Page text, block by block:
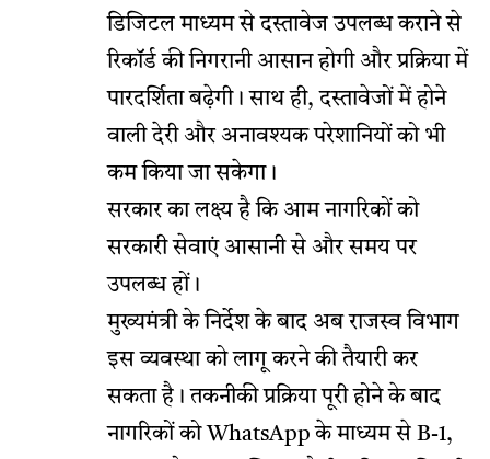
डिजिटल माध्यम से दस्तावेज उपलब्ध कराने से
रिकॉर्ड की निगरानी आसान होगी और प्रक्रिया में
पारदर्शिता बढ़ेगी। साथ ही, दस्तावेजों में होने
वाली देरी और अनावश्यक परेशानियों को भी
कम किया जा सकेगा।
सरकार का लक्ष्य है कि आम नागरिकों को
सरकारी सेवाएं आसानी से और समय पर
उपलब्ध हों।
मुख्यमंत्री के निर्देश के बाद अब राजस्व विभाग
इस व्यवस्था को लागू करने की तैयारी कर
सकता है। तकनीकी प्रक्रिया पूरी होने के बाद
नागरिकों को WhatsApp के माध्यम से B-1,